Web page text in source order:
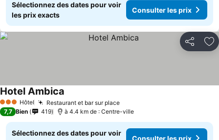
Sélectionnez des dates pour voir
les prix exacts
Consulter les prix
Partager
3 ÉtoilesHôtel Restaurant et bar sur place
Hotel Ambica
7,7 Bien 419 à 4.4 km de : Centre-ville
Sélectionnez des dates pour voir
Consulter les prix